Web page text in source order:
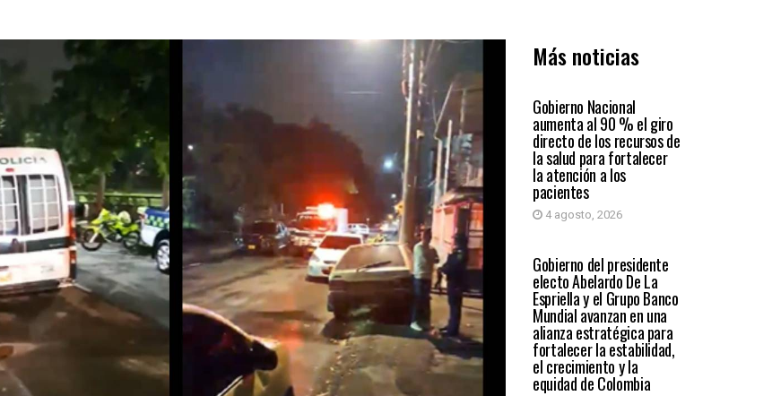
Más noticias
PAÍS
Gobierno Nacional
aumenta al 90 % el giro
directo de los recursos de
la salud para fortalecer
la atención a los
pacientes
4 agosto, 2026
PAÍS
Gobierno del presidente
electo Abelardo De La
Espriella y el Grupo Banco
Mundial avanzan en una
alianza estratégica para
fortalecer la estabilidad,
el crecimiento y la
equidad de Colombia